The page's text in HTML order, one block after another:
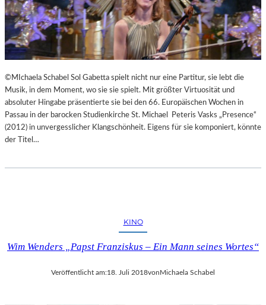
©MIchaela Schabel Sol Gabetta spielt nicht nur eine Partitur, sie lebt die
Musik, in dem Moment, wo sie sie spielt. Mit größter Virtuosität und
absoluter Hingabe präsentierte sie bei den 66. Europäischen Wochen in
Passau in der barocken Studienkirche St. Michael Peteris Vasks „Presence“
(2012) in unvergesslicher Klangschönheit. Eigens für sie komponiert, könnte
der Titel…
KINO
Wim Wenders „Papst Franziskus – Ein Mann seines Wortes“
Veröffentlicht am:18. Juli 2018von Michaela Schabel